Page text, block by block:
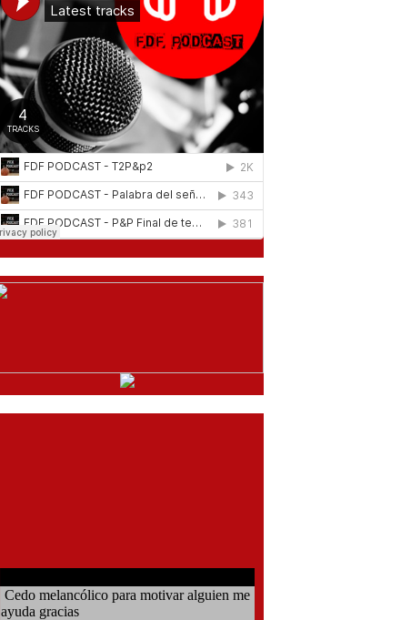
Cedo melancólico para motivar alguien me
ayuda gracias